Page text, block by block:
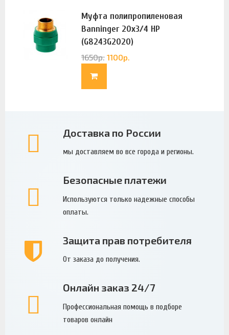
Муфта полипропиленовая
Banninger 20х3/4 НР
(G8243G2020)
1650р. 1100р.
Доставка по России
мы доставляем во все города и регионы.
Безопасные платежи
Используются только надежные способы
оплаты.
Защита прав потребителя
От заказа до получения.
Онлайн заказ 24/7
Профессиональная помощь в подборе
товаров онлайн